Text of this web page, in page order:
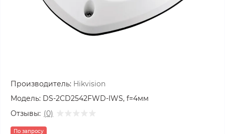
Производитель: Hikvision
Модель: DS-2CD2542FWD-IWS, f=4мм
Отзывы: (0)
По запросу